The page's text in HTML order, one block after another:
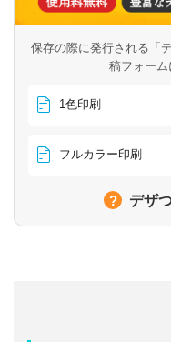
保存の際に発行される「
稿フォーム
1色印刷
フルカラー印刷
デザ